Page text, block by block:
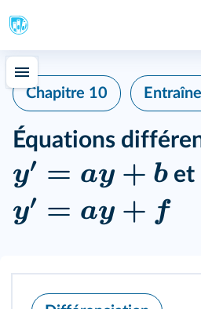
Chapitre 10
Équations
y′ = ay + b et
y′ = ay + f